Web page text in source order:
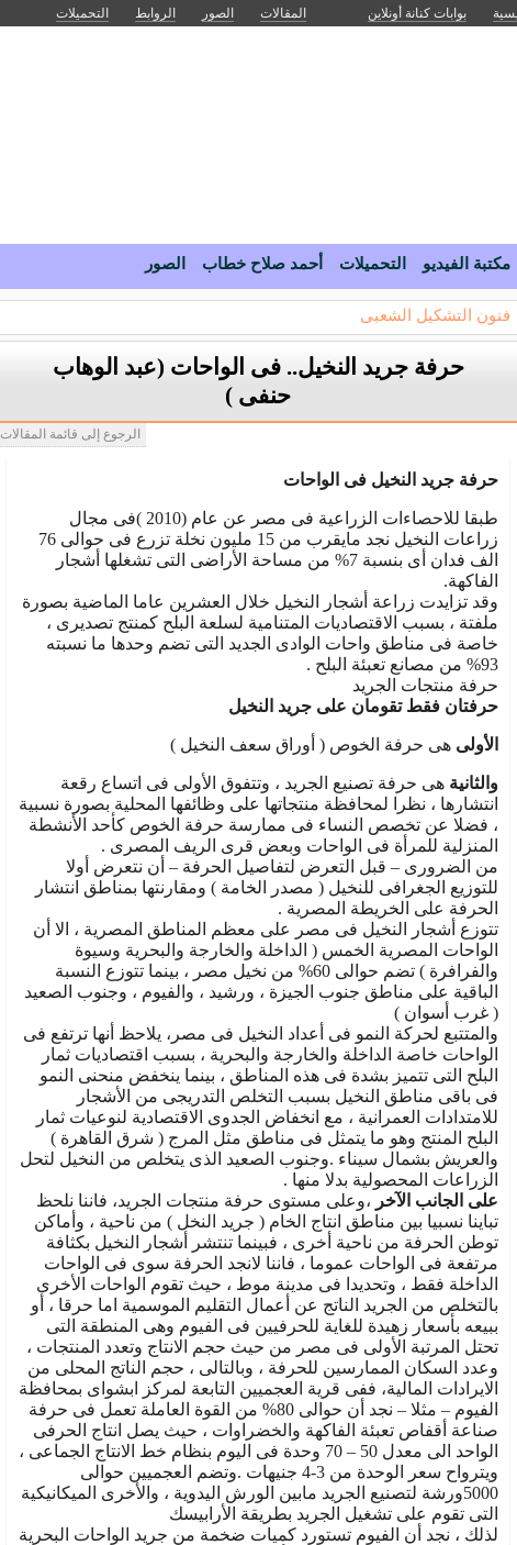
بوابات كنانة أونلاين المقالات الصور الروابط التحميلات
مكتبة الفيديو التحميلات أحمد صلاح خطاب الصور
فنون التشكيل الشعبى
حرفة جريد النخيل.. فى الواحات (عبد الوهاب
حنفى )
الرجوع إلى قائمة المقالات
حرفة جريد النخيل فى الواحات
طبقا للاحصاءات الزراعية فى مصر عن عام (2010 )فى مجال
زراعات النخيل نجد مايقرب من 15 مليون نخلة تزرع فى حوالى 76
الف فدان أى بنسبة 7% من مساحة الأراضى التى تشغلها أشجار
الفاكهة.
وقد تزايدت زراعة أشجار النخيل خلال العشرين عاما الماضية بصورة
ملفتة ، بسبب الاقتصاديات المتنامية لسلعة البلح كمنتج تصديرى ،
خاصة فى مناطق واحات الوادى الجديد التى تضم وحدها ما نسبته
93% من مصانع تعبئة البلح .
حرفة منتجات الجريد
حرفتان فقط تقومان على جريد النخيل
الأولى هى حرفة الخوص ( أوراق سعف النخيل )
والثانية هى حرفة تصنيع الجريد ، وتتفوق الأولى فى اتساع رقعة
انتشارها ، نظرا لمحافظة منتجاتها على وظائفها المحلية بصورة نسبية
، فضلا عن تخصص النساء فى ممارسة حرفة الخوص كأحد الأنشطة
المنزلية للمرأة فى الواحات وبعض قرى الريف المصرى .
من الضرورى – قبل التعرض لتفاصيل الحرفة – أن نتعرض أولا
للتوزيع الجغرافى للنخيل ( مصدر الخامة ) ومقارنتها بمناطق انتشار
الحرفة على الخريطة المصرية .
تتوزع أشجار النخيل فى مصر على معظم المناطق المصرية ، الا أن
الواحات المصرية الخمس ( الداخلة والخارجة والبحرية وسيوة
والفرافرة ) تضم حوالى 60% من نخيل مصر ، بينما تتوزع النسبة
الباقية على مناطق جنوب الجيزة ، ورشيد ، والفيوم ، وجنوب الصعيد
( غرب أسوان )
والمتتبع لحركة النمو فى أعداد النخيل فى مصر، يلاحظ أنها ترتفع فى
الواحات خاصة الداخلة والخارجة والبحرية ، بسبب اقتصاديات ثمار
البلح التى تتميز بشدة فى هذه المناطق ، بينما ينخفض منحنى النمو
فى باقى مناطق النخيل بسبب التخلص التدريجى من الأشجار
للامتدادات العمرانية ، مع انخفاض الجدوى الاقتصادية لنوعيات ثمار
البلح المنتج وهو ما يتمثل فى مناطق مثل المرج ( شرق القاهرة )
والعريش بشمال سيناء .وجنوب الصعيد الذى يتخلص من النخيل لتحل
الزراعات المحصولية بدلا منها .
على الجانب الآخر ،وعلى مستوى حرفة منتجات الجريد، فاننا نلحظ
تباينا نسبيا بين مناطق انتاج الخام ( جريد النخل ) من ناحية ، وأماكن
توطن الحرفة من ناحية أخرى ، فبينما تنتشر أشجار النخيل بكثافة
مرتفعة فى الواحات عموما ، فاننا لانجد الحرفة سوى فى الواحات
الداخلة فقط ، وتحديدا فى مدينة موط ، حيث تقوم الواحات الأخرى
بالتخلص من الجريد الناتج عن أعمال التقليم الموسمية اما حرقا ، أو
ببيعه بأسعار زهيدة للغاية للحرفيين فى الفيوم وهى المنطقة التى
تحتل المرتبة الأولى فى مصر من حيث حجم الانتاج وتعدد المنتجات ،
وعدد السكان الممارسين للحرفة ، وبالتالى ، حجم الناتج المحلى من
الايرادات المالية، ففى قرية العجميين التابعة لمركز ابشواى بمحافظة
الفيوم – مثلا – نجد أن حوالى 80% من القوة العاملة تعمل فى حرفة
صناعة أقفاص تعبئة الفاكهة والخضراوات ، حيث يصل انتاج الحرفى
الواحد الى معدل 50 – 70 وحدة فى اليوم بنظام خط الانتاج الجماعى ،
ويترواح سعر الوحدة من 3-4 جنيهات .وتضم العجميين حوالى
5000ورشة لتصنيع الجريد مابين الورش اليدوية ، والأخرى الميكانيكية
التى تقوم على تشغيل الجريد بطريقة الأرابيسك
لذلك ، نجد أن الفيوم تستورد كميات ضخمة من جريد الواحات البحرية